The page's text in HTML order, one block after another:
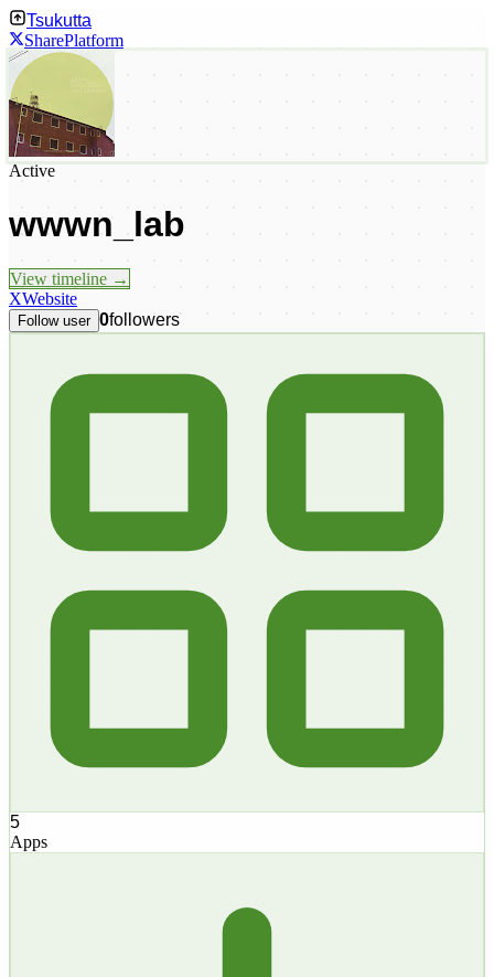
Tsukutta
SharePlatform
Active
wwwn_lab
View timeline →
XWebsite
Follow user 0followers
5
Apps